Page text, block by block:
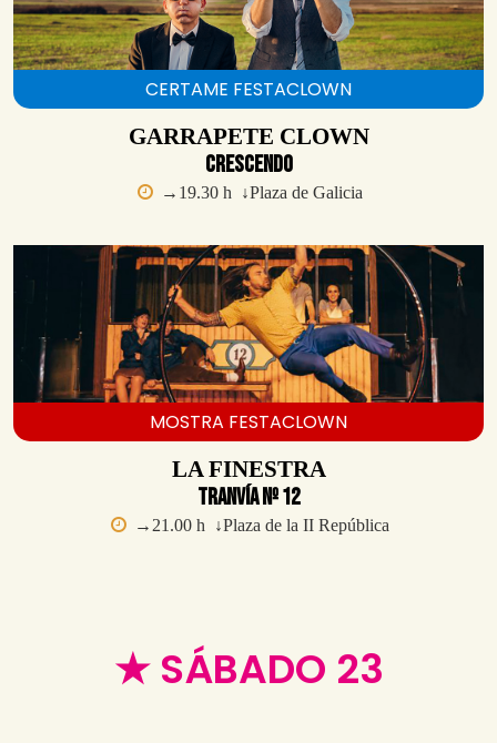
CERTAME FESTACLOWN
GARRAPETE CLOWN
Crescendo
→19.30 h ↓Plaza de Galicia
MOSTRA FESTACLOWN
LA FINESTRA
Tranvía Nº 12
→21.00 h ↓Plaza de la II República
★ SÁBADO 23